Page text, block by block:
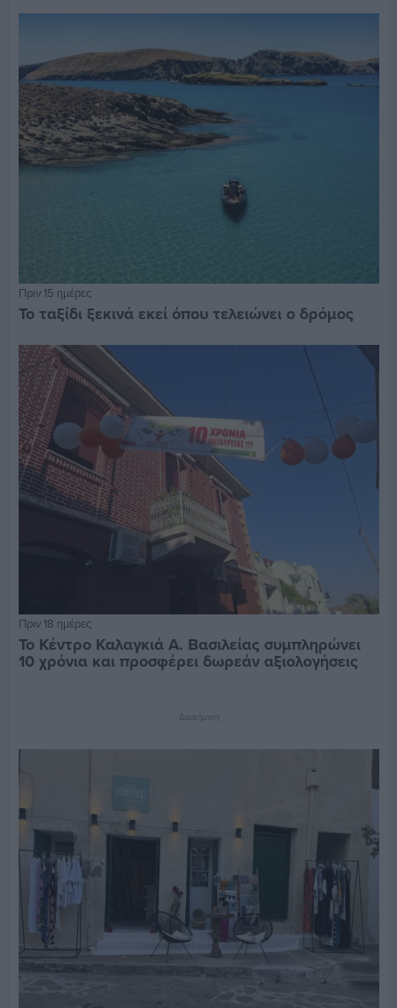
Πριν 15 ημέρες
Το ταξίδι ξεκινά εκεί όπου τελειώνει ο δρόμος
Πριν 18 ημέρες
Το Κέντρο Καλαγκιά Α. Βασιλείας συμπληρώνει
10 χρόνια και προσφέρει δωρεάν αξιολογήσεις
Διαφήμιση